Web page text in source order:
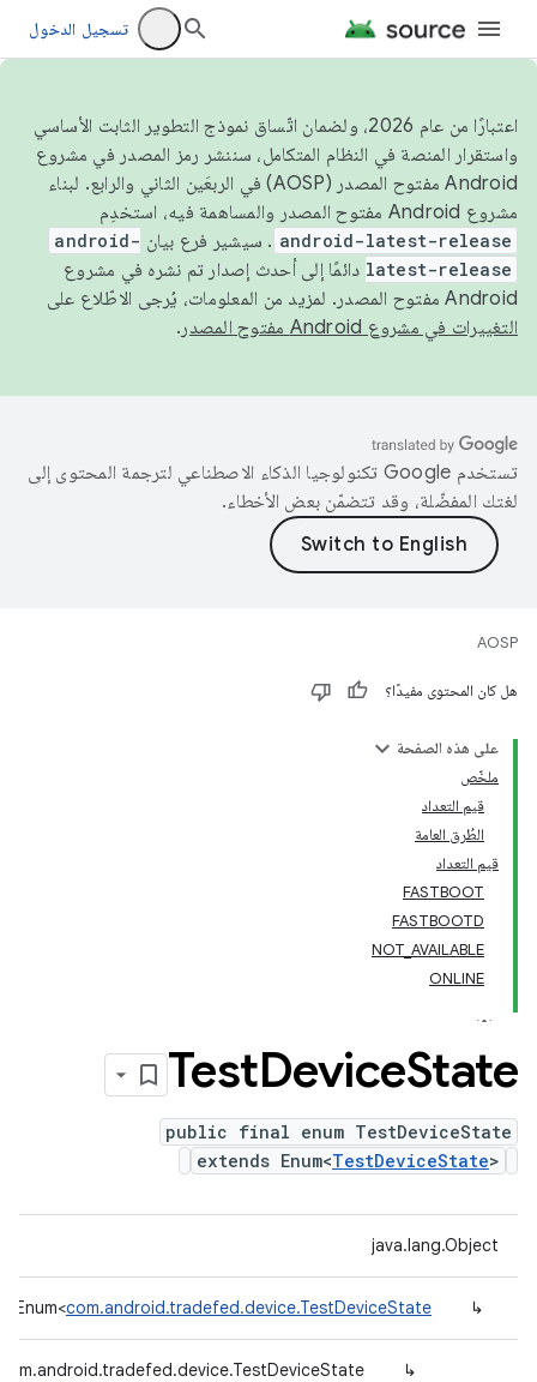
تسجيل الدخول
اعتبارًا من عام 2026، ولضمان اتّساق نموذج التطوير الثابت الأساسي
واستقرار المنصة في النظام المتكامل، سننشر رمز المصدر في مشروع
Android مفتوح المصدر (AOSP) في الربعَين الثاني والرابع. لبناء
مشروع Android مفتوح المصدر والمساهمة فيه، استخدِم
android-latest-release . سيشير فرع بيان android-
latest-release دائمًا إلى أحدث إصدار تم نشره في مشروع
Android مفتوح المصدر. لمزيد من المعلومات، يُرجى الاطّلاع على
التغييرات في مشروع Android مفتوح المصدر
.
تستخدم Google تكنولوجيا الذكاء الاصطناعي لترجمة المحتوى إلى
لغتك المفضّلة، وقد تتضمّن بعض الأخطاء.
AOSP
هل كان المحتوى مفيدًا؟
على هذه الصفحة
ملخّص
قيم التعداد
الطُرق العامة
قيم التعداد
FASTBOOT
FASTBOOTD
NOT_AVAILABLE
ONLINE
TestDeviceState
public final enum TestDeviceState
extends Enum<TestDeviceState>
java.lang.Object
↳
com.android.tradefed.device.TestDeviceState
↳
com.android.tradefed.device.TestDeviceState